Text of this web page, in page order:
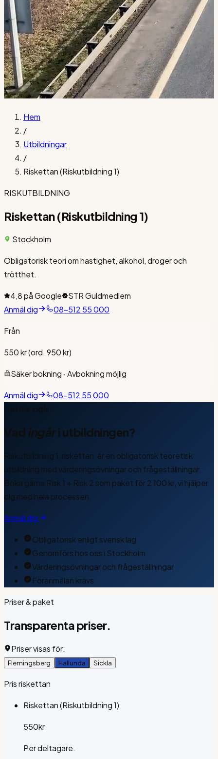
Hem
/
Utbildningar
/
Riskettan (Riskutbildning 1)
RISKUTBILDNING
Riskettan (Riskutbildning 1)
Stockholm
Obligatorisk teori om hastighet, alkohol, droger och
trötthet.
4,8 på Google
STR Guldmedlem
Anmäl dig
08-512 55 000
Från
550 kr (ord. 950 kr)
Säker bokning · Avbokning möjlig
Anmäl dig
08-512 55 000
Det här ingår
Vad ingår i utbildningen?
Riskutbildning 1, riskettan, är en obligatorisk teoretisk
utbildning med värderingsövningar och frågeställningar.
Boka gärna Risk 1 + Risk 2 som paket för 2 100 kr, vi hjälper
dig med hela processen.
Anmäl dig
Obligatorisk enligt svensk lag
Genomförs hos oss i Stockholm
Värderingsövningar och frågeställningar
Föranmälan krävs
Priser & paket
Transparentapriser.
Priser visas för:
Flemingsberg Hallunda Sickla
Pris riskettan
Riskettan (Riskutbildning 1)
550kr
Per deltagare.